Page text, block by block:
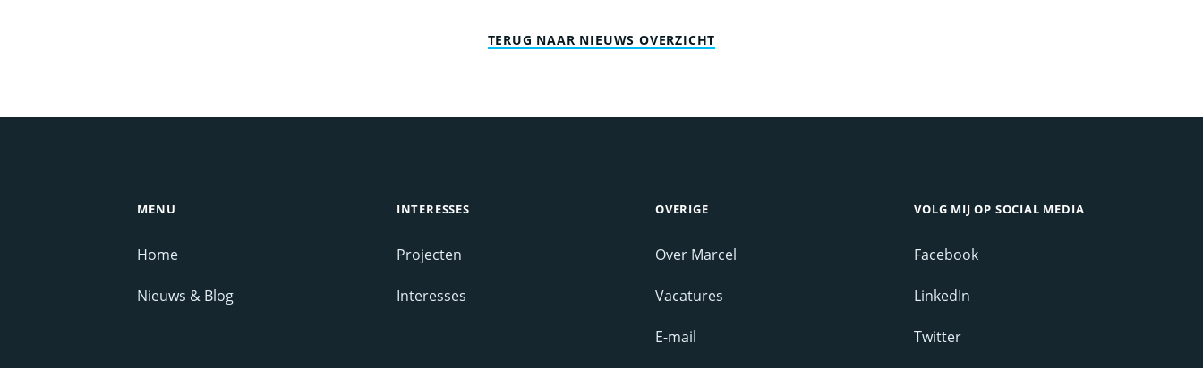
TERUG NAAR NIEUWS OVERZICHT
MENU
Home
Nieuws & Blog
INTERESSES
Projecten
Interesses
OVERIGE
Over Marcel
Vacatures
E-mail
VOLG MIJ OP SOCIAL MEDIA
Facebook
LinkedIn
Twitter